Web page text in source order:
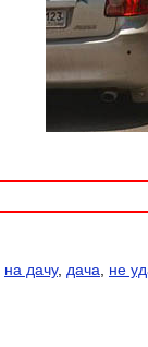
на дачу, дача не